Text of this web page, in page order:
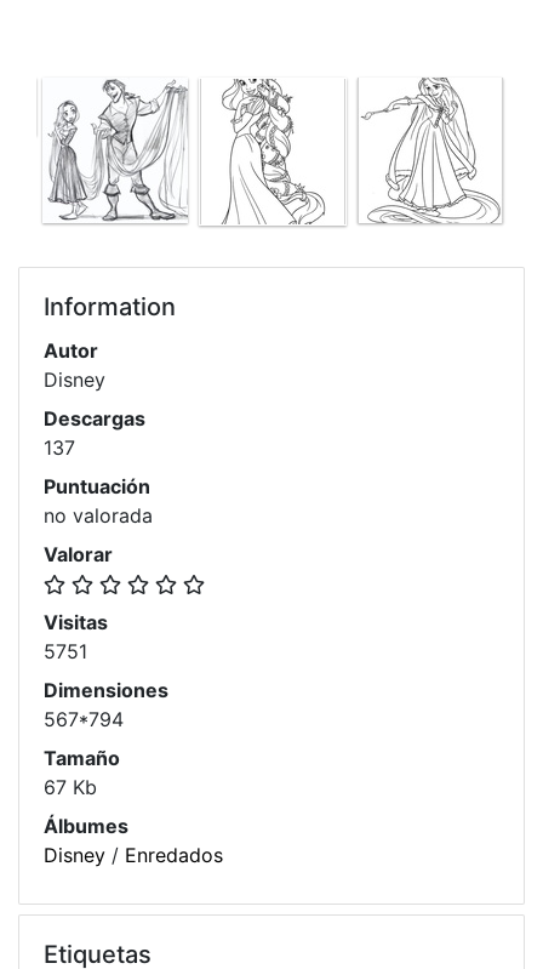
Information
Autor
Disney
Descargas
137
Puntuación
no valorada
Valorar
Visitas
5751
Dimensiones
567*794
Tamaño
67 Kb
Álbumes
Disney / Enredados
Etiquetas